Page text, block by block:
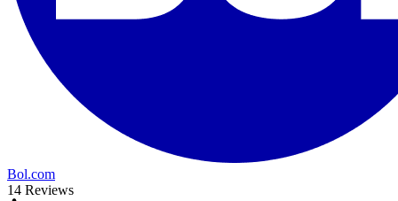
Bol.com
14 Reviews